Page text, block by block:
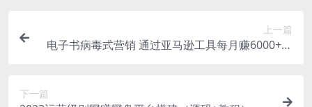
上一篇
电子书病毒式营销 通过亚马逊工具每月赚6000+美
下一篇